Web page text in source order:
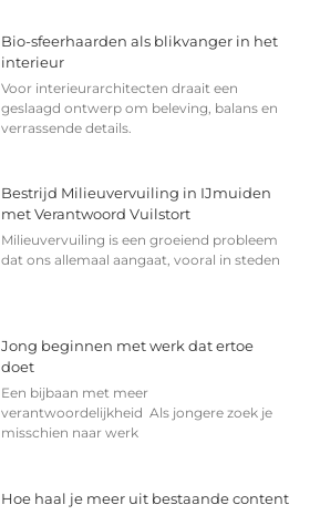
Bio-sfeerhaarden als blikvanger in het
interieur
Voor interieurarchitecten draait een
geslaagd ontwerp om beleving, balans en
verrassende details.
Bestrijd Milieuvervuiling in IJmuiden
met Verantwoord Vuilstort
Milieuvervuiling is een groeiend probleem
dat ons allemaal aangaat, vooral in steden
Jong beginnen met werk dat ertoe
doet
Een bijbaan met meer
verantwoordelijkheid Als jongere zoek je
misschien naar werk
Hoe haal je meer uit bestaande content